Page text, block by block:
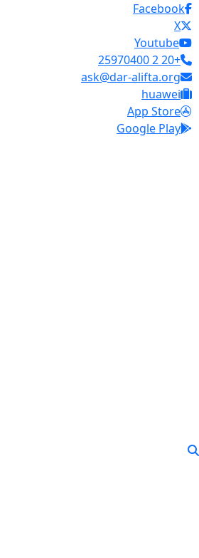
Facebook
X
Youtube
+20 2 25970400
ask@dar-alifta.org
huawei
App Store
Google Play